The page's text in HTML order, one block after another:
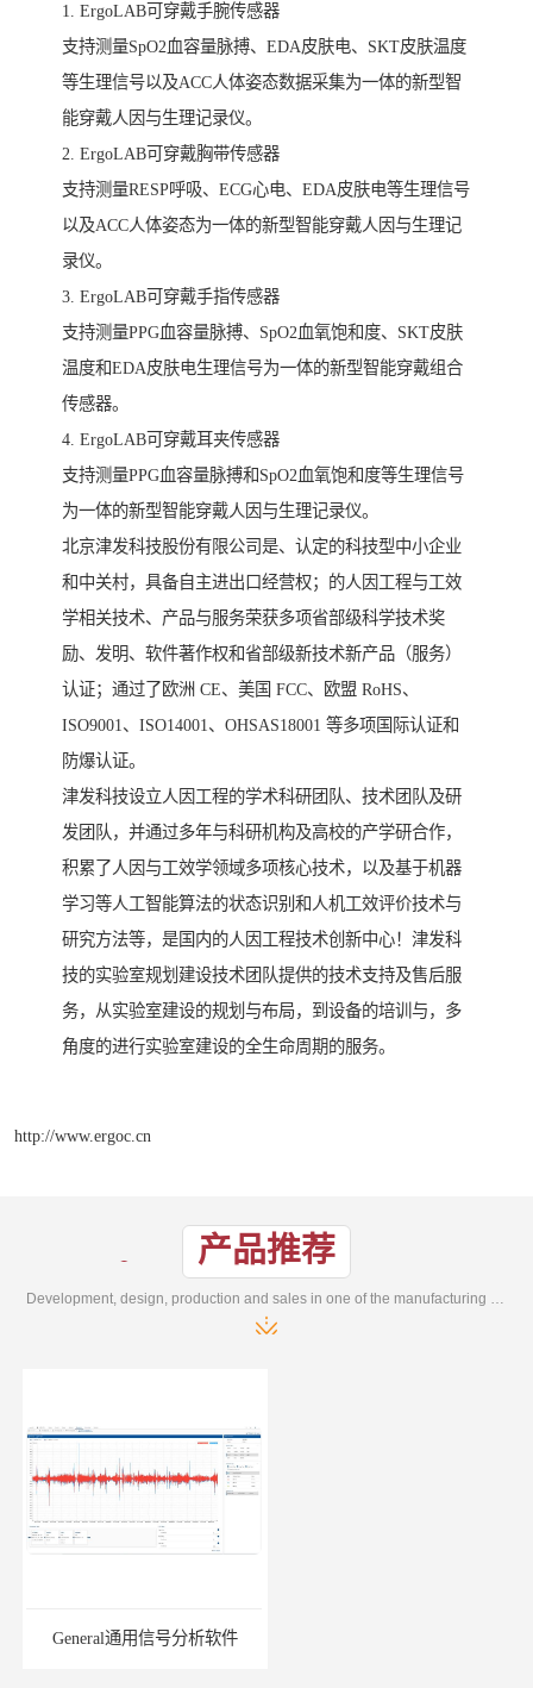
1. ErgoLAB可穿戴手腕传感器
支持测量SpO2血容量脉搏、EDA皮肤电、SKT皮肤温度
等生理信号以及ACC人体姿态数据采集为一体的新型智
能穿戴人因与生理记录仪。
2. ErgoLAB可穿戴胸带传感器
支持测量RESP呼吸、ECG心电、EDA皮肤电等生理信号
以及ACC人体姿态为一体的新型智能穿戴人因与生理记
录仪。
3. ErgoLAB可穿戴手指传感器
支持测量PPG血容量脉搏、SpO2血氧饱和度、SKT皮肤
温度和EDA皮肤电生理信号为一体的新型智能穿戴组合
传感器。
4. ErgoLAB可穿戴耳夹传感器
支持测量PPG血容量脉搏和SpO2血氧饱和度等生理信号
为一体的新型智能穿戴人因与生理记录仪。
北京津发科技股份有限公司是、认定的科技型中小企业
和中关村，具备自主进出口经营权；的人因工程与工效
学相关技术、产品与服务荣获多项省部级科学技术奖
励、发明、软件著作权和省部级新技术新产品（服务）
认证；通过了欧洲 CE、美国 FCC、欧盟 RoHS、
ISO9001、ISO14001、OHSAS18001 等多项国际认证和
防爆认证。
津发科技设立人因工程的学术科研团队、技术团队及研
发团队，并通过多年与科研机构及高校的产学研合作，
积累了人因与工效学领域多项核心技术，以及基于机器
学习等人工智能算法的状态识别和人机工效评价技术与
研究方法等，是国内的人因工程技术创新中心！津发科
技的实验室规划建设技术团队提供的技术支持及售后服
务，从实验室建设的规划与布局，到设备的培训与，多
角度的进行实验室建设的全生命周期的服务。
http://www.ergoc.cn
产品推荐
General通用信号分析软件